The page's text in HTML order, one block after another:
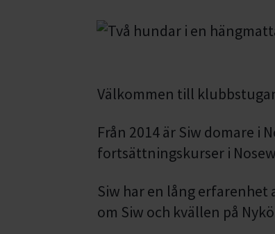
Välkommen till
Från 2014 är Siw domare i
fortsättningskurser i
Siw har en lång erfarenhet
om Siw och kvällen på